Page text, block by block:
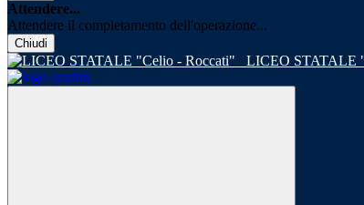
Attendere...
Attendere il completamento dell'operazione...
Chiudi
LICEO STATALE